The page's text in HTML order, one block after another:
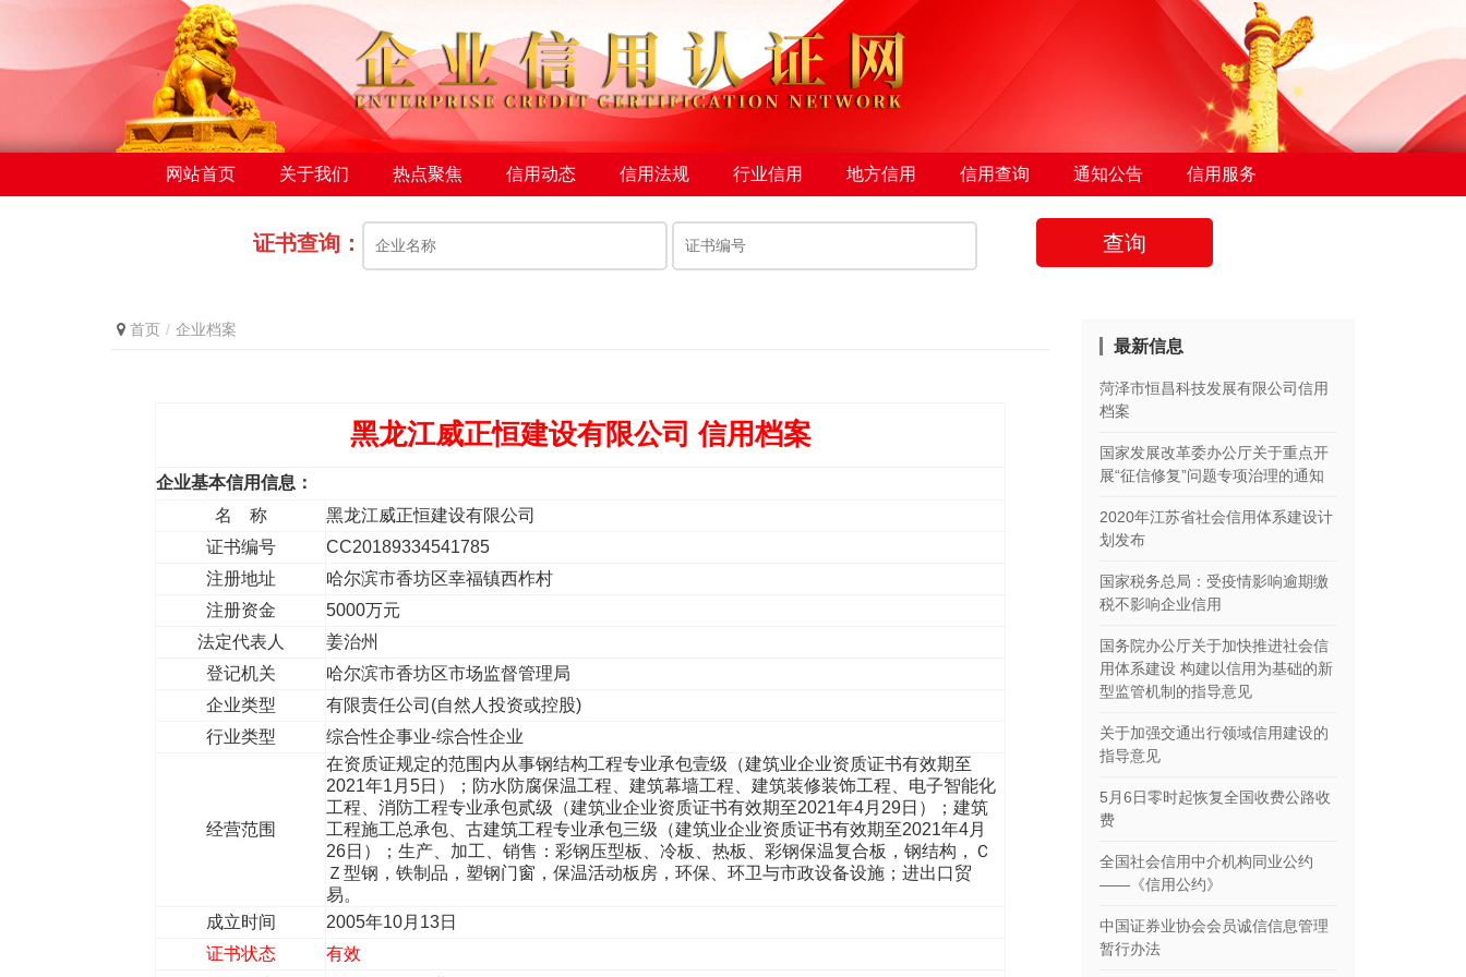
网站首页 关于我们 热点聚焦 信用动态 信用法规 行业信用 地方信用 信用查询 通知公告 信用服务
证书查询： 查询
首页 企业档案
黑龙江威正恒建设有限公司 信用档案
企业基本信用信息：
名 称
黑龙江威正恒建设有限公司
证书编号
CC20189334541785
注册地址
哈尔滨市香坊区幸福镇西柞村
注册资金
5000万元
法定代表人
姜治州
登记机关
哈尔滨市香坊区市场监督管理局
企业类型
有限责任公司(自然人投资或控股)
行业类型
综合性企事业-综合性企业
经营范围
在资质证规定的范围内从事钢结构工程专业承包壹级（建筑业企业资质证书有效期至
2021年1月5日）；防水防腐保温工程、建筑幕墙工程、建筑装修装饰工程、电子智能化
工程、消防工程专业承包贰级（建筑业企业资质证书有效期至2021年4月29日）；建筑
工程施工总承包、古建筑工程专业承包三级（建筑业企业资质证书有效期至2021年4月
26日）；生产、加工、销售：彩钢压型板、冷板、热板、彩钢保温复合板，钢结构，Ｃ
Ｚ型钢，铁制品，塑钢门窗，保温活动板房，环保、环卫与市政设备设施；进出口贸
易。
成立时间
2005年10月13日
证书状态
有效
最新信息
菏泽市恒昌科技发展有限公司信用
档案
国家发展改革委办公厅关于重点开
展“征信修复”问题专项治理的通知
2020年江苏省社会信用体系建设计
划发布
国家税务总局：受疫情影响逾期缴
税不影响企业信用
国务院办公厅关于加快推进社会信
用体系建设 构建以信用为基础的新
型监管机制的指导意见
关于加强交通出行领域信用建设的
指导意见
5月6日零时起恢复全国收费公路收
费
全国社会信用中介机构同业公约
——《信用公约》
中国证券业协会会员诚信信息管理
暂行办法